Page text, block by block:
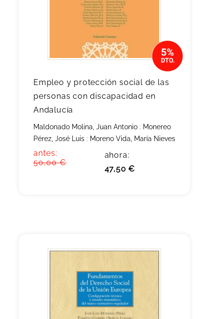
Empleo y protección social de las
personas con discapacidad en
Andalucía
Maldonado Molina, Juan Antonio ; Monereo
Pérez, José Luis ; Moreno Vida, María Nieves
antes:
50,00 €
ahora:
47,50 €